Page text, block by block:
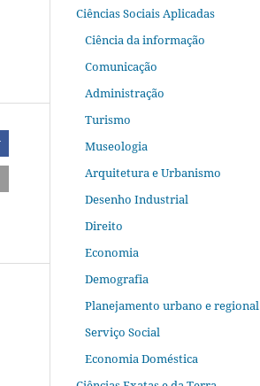
Ciências Sociais Aplicadas
Ciência da informação
Comunicação
Administração
Turismo
Museologia
Arquitetura e Urbanismo
Desenho Industrial
Direito
Economia
Demografia
Planejamento urbano e regional
Serviço Social
Economia Doméstica